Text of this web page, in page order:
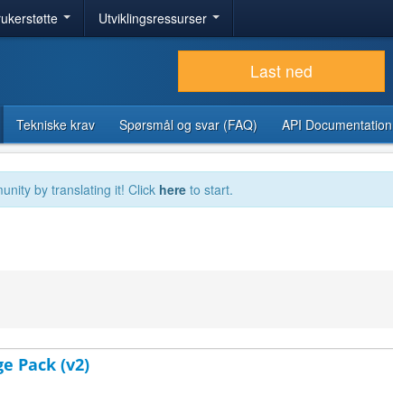
Utviklingsressurser
Last ned
Tekniske krav Spørsmål og svar (FAQ) API Documentation
by translating it! Click here to start.
Pack (v2)